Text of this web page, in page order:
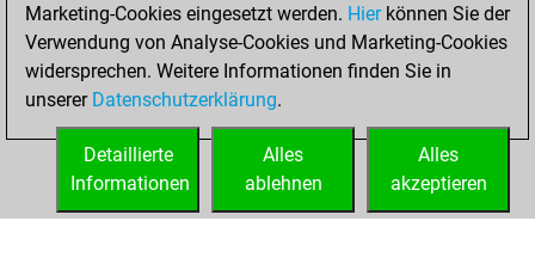
Fritz
You
achieved a new Elo
of 1585
You created
your Fritz account
Marketing-Cookies eingesetzt werden. Hierkönnen Sie der
Verwendung von Analyse-Cookies und Marketing-Cookies
widersprechen. Weitere Informationen finden Sie in
unserer Datenschutzerklärung.
Alles
akzeptieren
Alles
ablehnen
Detaillierte
Informationen